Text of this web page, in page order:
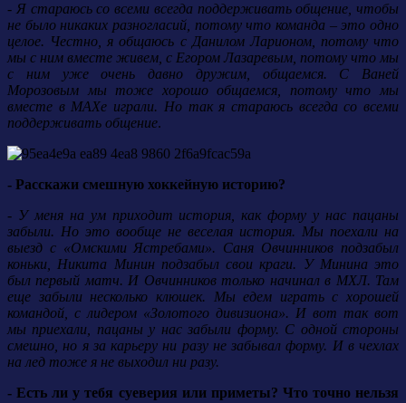
- Я стараюсь со всеми всегда поддерживать общение, чтобы
не было никаких разногласий, потому что команда – это одно
целое. Честно, я общаюсь с Данилом Ларионом, потому что
мы с ним вместе живем, с Егором Лазаревым, потому что мы
с ним уже очень давно дружим, общаемся. С Ваней
Морозовым мы тоже хорошо общаемся, потому что мы
вместе в МАХе играли. Но так я стараюсь всегда со всеми
поддерживать общение.
- Расскажи смешную хоккейную историю?
- У меня на ум приходит история, как форму у нас пацаны
забыли. Но это вообще не веселая история. Мы поехали на
выезд с «Омскими Ястребами». Саня Овчинников подзабыл
коньки, Никита Минин подзабыл свои краги. У Минина это
был первый матч. И Овчинников только начинал в МХЛ. Там
еще забыли несколько клюшек. Мы едем играть с хорошей
командой, с лидером «Золотого дивизиона». И вот так вот
мы приехали, пацаны у нас забыли форму. С одной стороны
смешно, но я за карьеру ни разу не забывал форму. И в чехлах
на лед тоже я не выходил ни разу.
- Есть ли у тебя суеверия или приметы? Что точно нельзя